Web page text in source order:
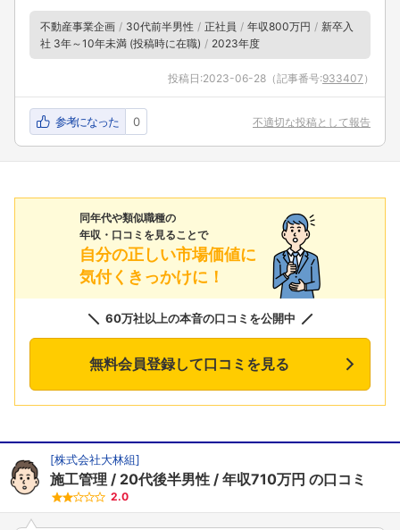
不動産事業企画 30代前半男性 正社員 年収800万円
新卒入
社 3年～10年未満 (投稿時に在職)
2023年度
投稿日:2023-06-28 （記事番号:933407 ）
参考になった 0 不適切な投稿として報告
同年代や類似職種の
年収・口コミを見ることで
自分の正しい市場価値に
気付くきっかけに！
60万社以上の本音の口コミを公開中
無料会員登録して口コミを見る
[株式会社大林組]
施工管理 20代後半男性 年収710万円 の口コミ
2.0